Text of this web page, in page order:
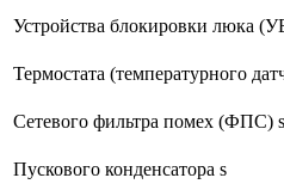
Устройства блокировки люка
Термостата (температурного
Сетевого фильтра помех (ФПС) s
Пускового конденсатора s